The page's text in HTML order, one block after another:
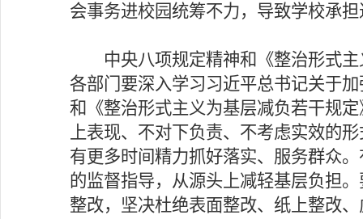
会事务进校园统筹不力，导致学校承
中央八项规定精神和《整治形式主
各部门要深入学习习近平总书记关于
和《整治形式主义为基层减负若干规
上表现、不对下负责、不考虑实效的
有更多时间精力抓好落实、服务群众
的监督指导，从源头上减轻基层负担
整改，坚决杜绝表面整改、纸上整改